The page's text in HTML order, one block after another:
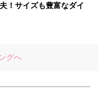
！サイズも豊富なダイ
グへ